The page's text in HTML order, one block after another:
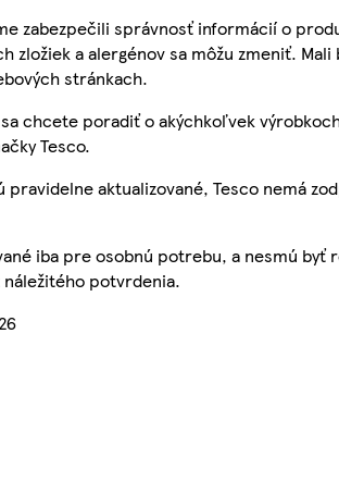
zabezpečili správnosť informácií o
zložiek a alergénov sa môžu zmeniť.
stránkach.
chcete poradiť o akýchkoľvek
Tesco.
aktualizované, Tesco nemá
iba pre osobnú potrebu, a nesmú byť
potvrdenia.